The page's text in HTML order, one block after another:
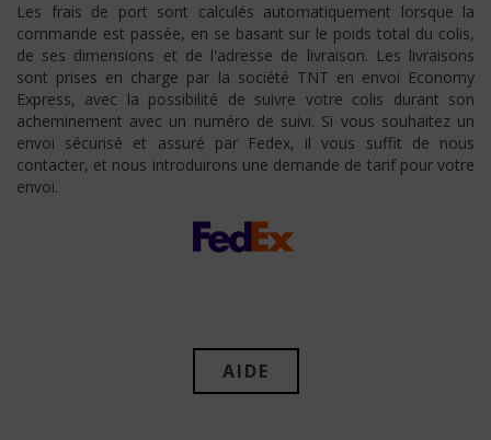
Les frais de port sont calculés automatiquement lorsque la
commande est passée, en se basant sur le poids total du colis,
de ses dimensions et de l'adresse de livraison. Les livraisons
sont prises en charge par la société TNT en envoi Economy
Express, avec la possibilité de suivre votre colis durant son
acheminement avec un numéro de suivi. Si vous souhaitez un
envoi sécurisé et assuré par Fedex, il vous suffit de nous
contacter, et nous introduirons une demande de tarif pour votre
envoi.
AIDE